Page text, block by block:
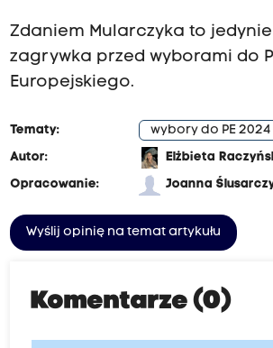
Zdaniem Mularczyka to
zagrywka przed wyborami do
Europejskiego.
Tematy:
wybory do PE 2024
Autor:
Elżbieta
Opracowanie:
Joanna
Wyślij opinię na temat artykułu
Komentarze (0)